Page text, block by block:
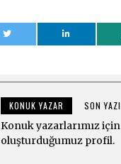
KONUK YAZAR SON
Konuk yazarlarımız için
oluşturduğumuz profil.